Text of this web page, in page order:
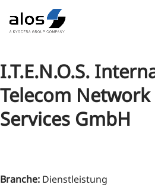
I.T.E.N.O.S.
Telecom
Services GmbH
Branche: Dienstleistung